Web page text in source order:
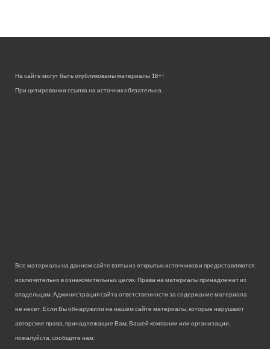
На сайте могут быть опубликованы материалы 18+!
При цитировании ссылка на источник обязательна.
Все материалы на данном сайте взяты из открытых источников и предоставляются
исключительно в ознакомительных целях. Права на материалы принадлежат их
владельцам. Администрация сайта ответственности за содержание материала
не несет. Если Вы обнаружили на нашем сайте материалы, которые нарушают
авторские права, принадлежащие Вам, Вашей компании или организации,
пожалуйста, сообщите нам.